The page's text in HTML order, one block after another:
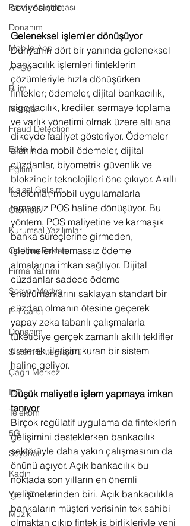
Pazar Araştırması
Donanım
Mobile App
Ar-Ge
Bilim
Manga
Fraud Detection
Etkinlik
Eğitim
Kişisel Gelişim
Otomotiv
Kurumsal Yazılımlar
On-Line Reklam
Firma Yatırımı
Sosyal Medya
E-Ticaret
Donanım
Sistem Entegratörü
Çağrı Merkezi
IoT
Telekom
5G
Seyahat
Kadın
Veri Yönetimi
Müzik
seviyesinde.
Geleneksel işlemler dönüşüyor
Dünyanın dört bir yanında geleneksel
bankacılık işlemleri finteklerin
çözümleriyle hızla dönüşürken
fintekler; ödemeler, dijital bankacılık,
sigortacılık, krediler, sermaye toplama
ve varlık yönetimi olmak üzere altı ana
dikeyde faaliyet gösteriyor. Ödemeler
alanında mobil ödemeler, dijital
cüzdanlar, biyometrik güvenlik ve
blokzincir teknolojileri öne çıkıyor. Akıllı
telefonlar, mobil uygulamalarla
temassız POS haline dönüşüyor. Bu
yöntem, POS maliyetine ve karmaşık
banka süreçlerine girmeden,
işletmelerin temassız ödeme
almalarına imkan sağlıyor. Dijital
cüzdanlar sadece ödeme
enstrümanlarını saklayan standart bir
cüzdan olmanın ötesine geçerek
yapay zeka tabanlı çalışmalarla
tüketiciye gerçek zamanlı akıllı teklifler
üreterek, iletişim kuran bir sistem
haline geliyor.
Düşük maliyetle işlem yapmaya imkan
tanıyor
Birçok regülatif uygulama da finteklerin
gelişimini desteklerken bankacılık
sektörüyle daha yakın çalışmasının da
önünü açıyor. Açık bankacılık bu
noktada son yılların en önemli
gelişmelerinden biri. Açık bankacılıkla
bankaların müşteri verisinin tek sahibi
olmaktan çıkıp fintek iş birlikleriyle yeni